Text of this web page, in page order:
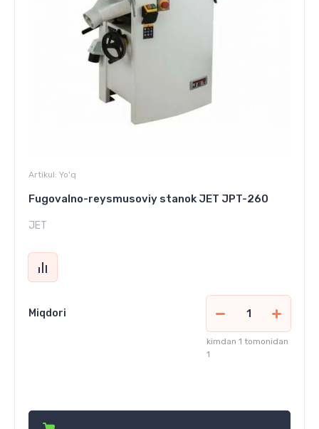
Artikul: Yo'q
Fugovalno-reysmusoviy stanok JET JPT-260
JET
Miqdori
kimdan 1 tomonidan
1